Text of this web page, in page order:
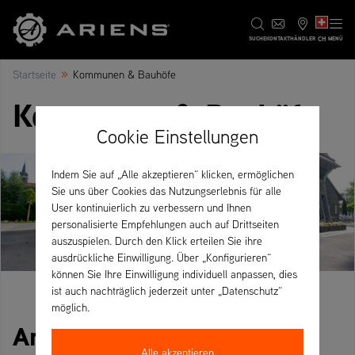
SUCHEKONTAKTHÄNDLER CH MENÜ
Startseite » Kommunen & Bauhöfe
Kommunen & Bauhöfe
Anwenderkomfort für lange
Cookie Einstellungen
Indem Sie auf „Alle akzeptieren“ klicken, ermöglichen
Sie uns über Cookies das Nutzungserlebnis für alle
User kontinuierlich zu verbessern und Ihnen
personalisierte Empfehlungen auch auf Drittseiten
auszuspielen. Durch den Klick erteilen Sie ihre
ausdrückliche Einwilligung. Über „Konfigurieren“
können Sie Ihre Einwilligung individuell anpassen, dies
ist auch nachträglich jederzeit unter „Datenschutz“
möglich.